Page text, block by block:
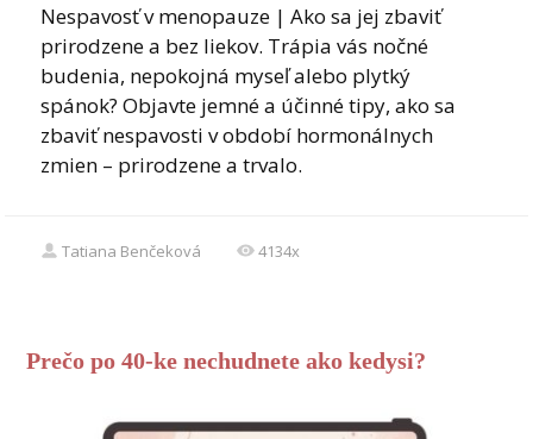
Nespavosť v menopauze | Ako sa jej zbaviť
prirodzene a bez liekov. Trápia vás nočné
budenia, nepokojná myseľ alebo plytký
spánok? Objavte jemné a účinné tipy, ako sa
zbaviť nespavosti v období hormonálnych
zmien – prirodzene a trvalo.
Tatiana Benčeková 4134x
Prečo po 40-ke nechudnete ako kedysi?